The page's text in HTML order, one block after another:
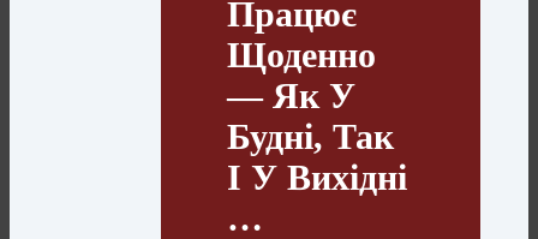
Працює
Щоденно
— Як У
Будні, Так
І У Вихідні
…